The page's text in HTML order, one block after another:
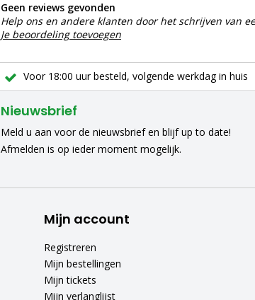
Geen reviews gevonden
Help ons en andere klanten door het schrijven van
Je beoordeling toevoegen
Voor 18:00 uur besteld, volgende werkdag in huis
Nieuwsbrief
Meld u aan voor de nieuwsbrief en blijf up to date!
Afmelden is op ieder moment mogelijk.
Mijn account
Registreren
Mijn bestellingen
Mijn tickets
Mijn verlanglijst